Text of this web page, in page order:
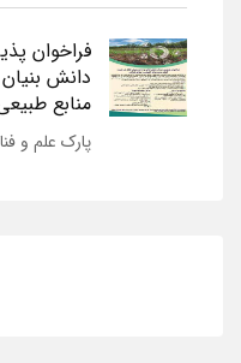
فراخوان
دانش
منابع
پارک علم و